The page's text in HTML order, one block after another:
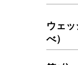
ウェ
べ）